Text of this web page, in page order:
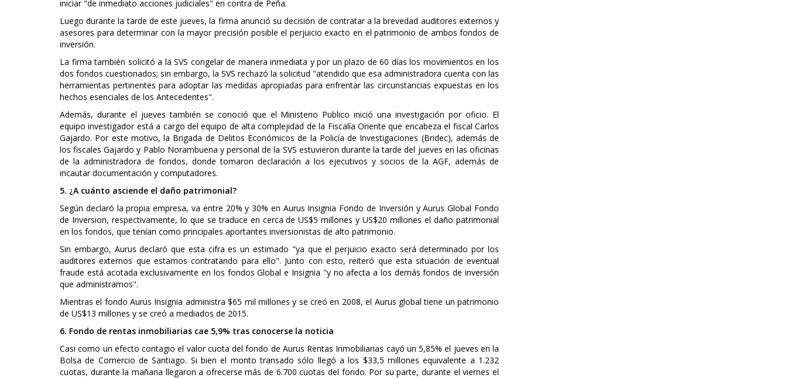
iniciar "de inmediato acciones judiciales" en contra de Peña.
Luego durante la tarde de este jueves, la firma anunció su decisión de contratar a la brevedad auditores externos y
asesores para determinar con la mayor precisión posible el perjuicio exacto en el patrimonio de ambos fondos de
inversión.
La firma también solicitó a la SVS congelar de manera inmediata y por un plazo de 60 días los movimientos en los
dos fondos cuestionados; sin embargo, la SVS rechazó la solicitud "atendido que esa administradora cuenta con las
herramientas pertinentes para adoptar las medidas apropiadas para enfrentar las circunstancias expuestas en los
hechos esenciales de los Antecedentes".
Además, durante el jueves también se conoció que el Ministerio Publico inició una investigación por oficio. El
equipo investigador está a cargo del equipo de alta complejidad de la Fiscalía Oriente que encabeza el fiscal Carlos
Gajardo. Por este motivo, la Brigada de Delitos Económicos de la Policía de Investigaciones (Bridec), además de
los fiscales Gajardo y Pablo Norambuena y personal de la SVS estuvieron durante la tarde del jueves en las oficinas
de la administradora de fondos, donde tomaron declaración a los ejecutivos y socios de la AGF, además de
incautar documentación y computadores.
5. ¿A cuánto asciende el daño patrimonial?
Según declaró la propia empresa, va entre 20% y 30% en Aurus Insignia Fondo de Inversión y Aurus Global Fondo
de Inversion, respectivamente, lo que se traduce en cerca de US$5 millones y US$20 millones el daño patrimonial
en los fondos, que tenían como principales aportantes inversionistas de alto patrimonio.
Sin embargo, Aurus declaró que esta cifra es un estimado "ya que el perjuicio exacto será determinado por los
auditores externos que estamos contratando para ello". Junto con esto, reiteró que esta situación de eventual
fraude está acotada exclusivamente en los fondos Global e Insignia "y no afecta a los demás fondos de inversión
que administramos".
Mientras el fondo Aurus Insignia administra $65 mil millones y se creó en 2008, el Aurus global tiene un patrimonio
de US$13 millones y se creó a mediados de 2015.
6. Fondo de rentas inmobiliarias cae 5,9% tras conocerse la noticia
Casi como un efecto contagio el valor cuota del fondo de Aurus Rentas Inmobiliarias cayó un 5,85% el jueves en la
Bolsa de Comercio de Santiago. Si bien el monto transado sólo llegó a los $33,5 millones equivalente a 1.232
cuotas, durante la mañana llegaron a ofrecerse más de 6.700 cuotas del fondo. Por su parte, durante el viernes el